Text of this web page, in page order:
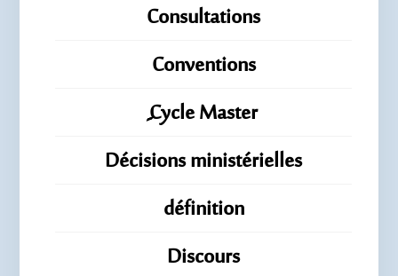
Consultations
Conventions
ِِِCycle Master
Décisions ministérielles
définition
Discours